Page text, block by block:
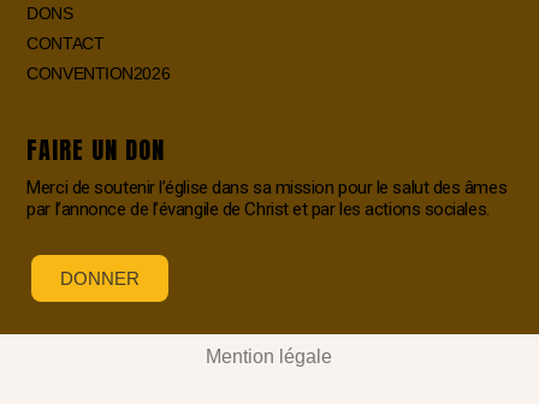
DONS
CONTACT
CONVENTION2026
FAIRE UN DON
Merci de soutenir l’église dans sa mission pour le salut des âmes
par l’annonce de l’évangile de Christ et par les actions sociales.
DONNER
Mention légale